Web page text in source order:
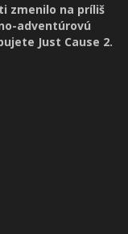
zmenilo na príliš
adventúrovú
Just Cause 2.